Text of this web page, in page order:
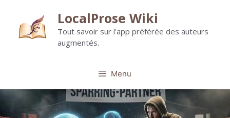
contenu
LocalProse Wiki
Tout savoir sur l'app préférée des auteurs
augmentés.
Menu